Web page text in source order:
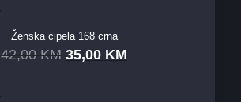
Ženska cipela 168 crna
42,00 KM 35,00 KM